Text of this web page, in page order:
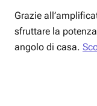
Grazie
sfruttare la
angolo di casa.